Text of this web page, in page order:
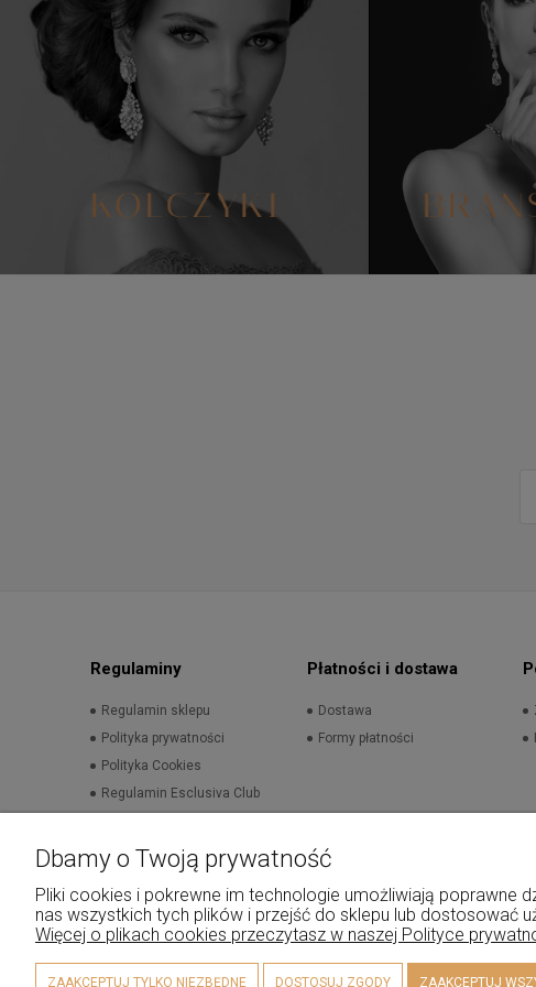
Regulaminy
Regulamin sklepu
Polityka prywatności
Polityka Cookies
Regulamin Esclusiva Club
Płatności i dostawa
Dostawa
Formy płatności
Dbamy o Twoją prywatność
Pliki cookies i pokrewne im technologie umożliwiają poprawne
nas wszystkich tych plików i przejść do sklepu lub dostosować
Więcej o plikach cookies przeczytasz w naszej Polityce
ZAAKCEPTUJ TYLKO NIEZBĘDNE DOSTOSUJ ZGODY ZAAKCEPTUJ